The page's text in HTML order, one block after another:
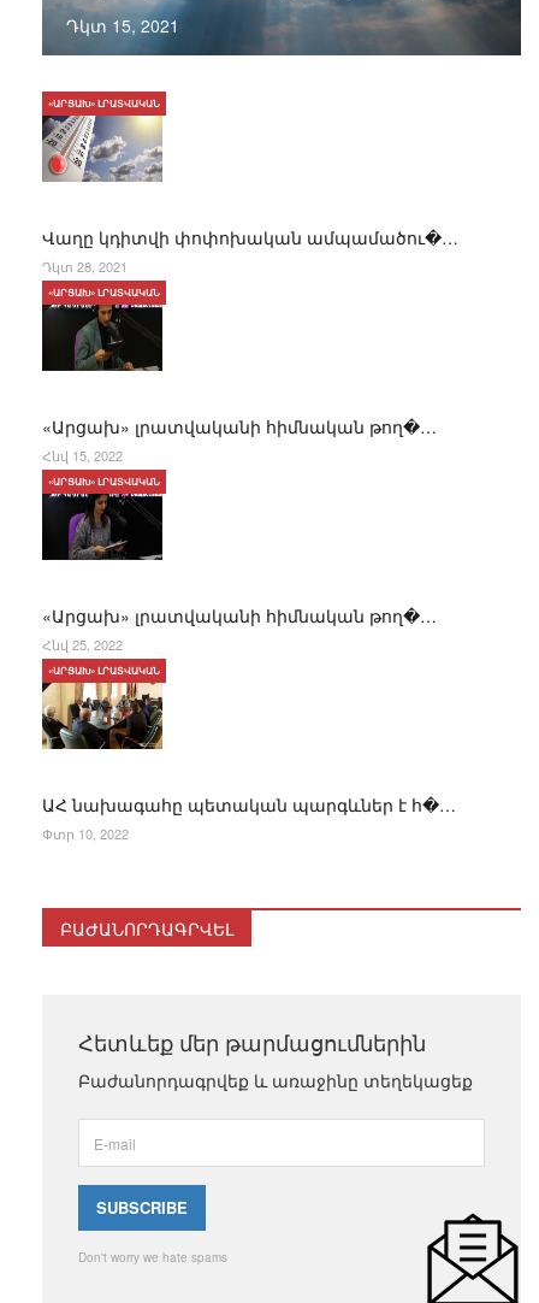
Դկտ 15, 2021
Վաղը կդիտվի փոփոխական ամպամածու�…
«ԱՐՑԱԽ» ԼՐԱՏՎԱԿԱՆ
Դկտ 28, 2021
«Արցախ» լրատվականի հիմնական թող�…
«ԱՐՑԱԽ» ԼՐԱՏՎԱԿԱՆ
Հնվ 15, 2022
«Արցախ» լրատվականի հիմնական թող�…
«ԱՐՑԱԽ» ԼՐԱՏՎԱԿԱՆ
Հնվ 25, 2022
ԱՀ նախագահը պետական պարգևներ է հ�…
«ԱՐՑԱԽ» ԼՐԱՏՎԱԿԱՆ
Փտր 10, 2022
ԲԱԺԱՆՈՐԴԱԳՐՎԵԼ
Հետևեք մեր թարմացումներին
Բաժանորդագրվեք և առաջինը տեղեկացեք
Don't worry we hate spams